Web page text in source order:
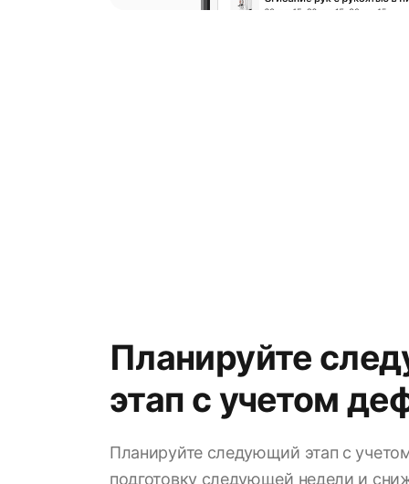
Планируйте
этап с учетом
Планируйте следующий этап с
подготовку следующей недели и